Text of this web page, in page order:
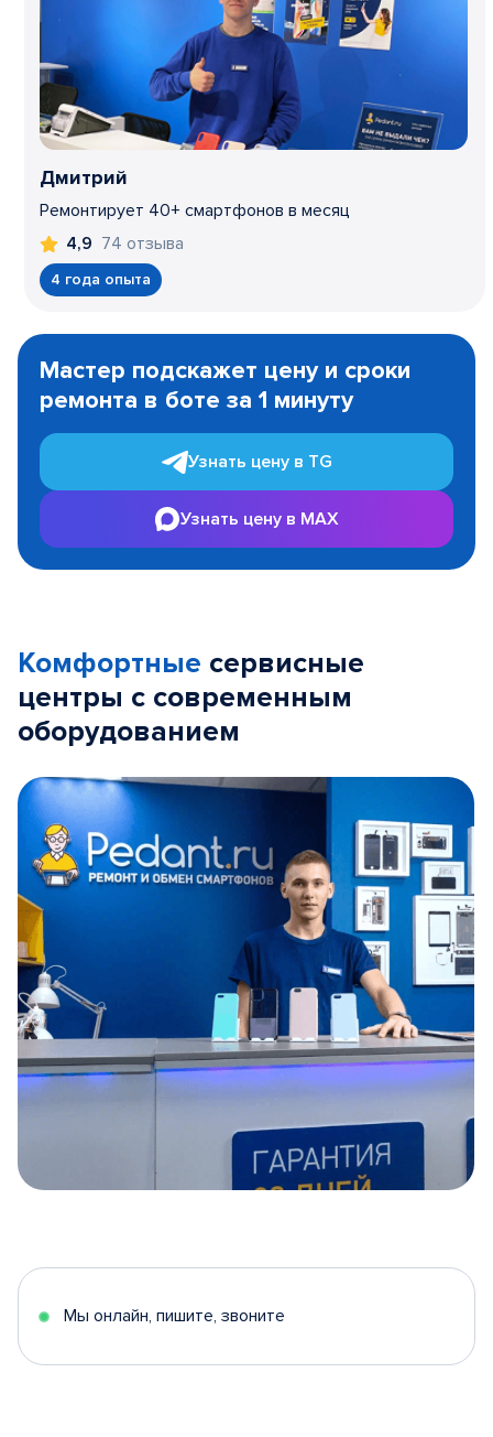
Дмитрий
Ремонтирует 40+ смартфонов в месяц
4,9 74 отзыва
4 года опыта
1
Мастер подскажет цену и сроки
ремонта в боте за 1 минуту
Узнать цену в TG
Узнать цену в MAX
Комфортные сервисные
центры с современным
оборудованием
5
Мы онлайн, пишите, звоните